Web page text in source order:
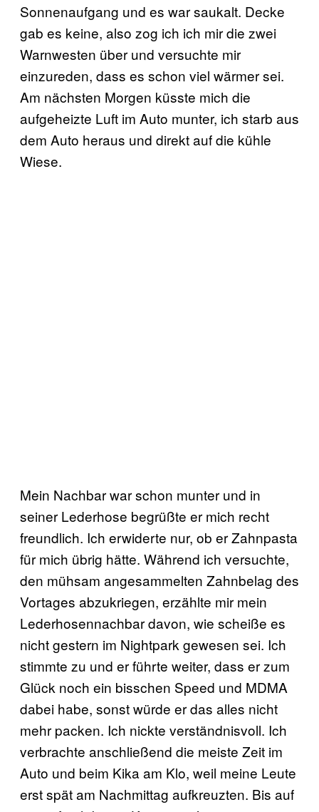
Sonnenaufgang und es war saukalt. Decke
gab es keine, also zog ich ich mir die zwei
Warnwesten über und versuchte mir
einzureden, dass es schon viel wärmer sei.
Am nächsten Morgen küsste mich die
aufgeheizte Luft im Auto munter, ich starb aus
dem Auto heraus und direkt auf die kühle
Wiese.
Mein Nachbar war schon munter und in
seiner Lederhose begrüßte er mich recht
freundlich. Ich erwiderte nur, ob er Zahnpasta
für mich übrig hätte. Während ich versuchte,
den mühsam angesammelten Zahnbelag des
Vortages abzukriegen, erzählte mir mein
Lederhosennachbar davon, wie scheiße es
nicht gestern im Nightpark gewesen sei. Ich
stimmte zu und er führte weiter, dass er zum
Glück noch ein bisschen Speed und MDMA
dabei habe, sonst würde er das alles nicht
mehr packen. Ich nickte verständnisvoll. Ich
verbrachte anschließend die meiste Zeit im
Auto und beim Kika am Klo, weil meine Leute
erst spät am Nachmittag aufkreuzten. Bis auf